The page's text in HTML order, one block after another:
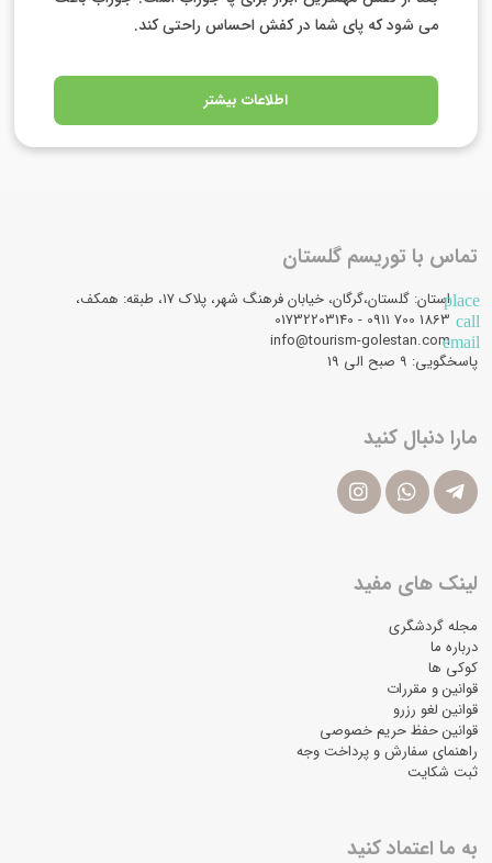
می شود که پای شما در کفش احساس راحتی کند.
اطلاعات بیشتر
تماس با توریسم گلستان
placeاستان: گلستان،گرگان، خیابان فرهنگ شهر، پلاک 17، طبقه: همکف،
call
email
info@tourism-golestan.com
پاسخگویی: ۹ صبح الی 19
مارا دنبال کنید
لینک های مفید
مجله گردشگری
درباره ما
کوکی ها
قوانین و مقررات
قوانین لغو رزرو
قوانین حفظ حریم خصوصی
راهنمای سفارش و پرداخت وجه
ثبت شکایت
به ما اعتماد کنید